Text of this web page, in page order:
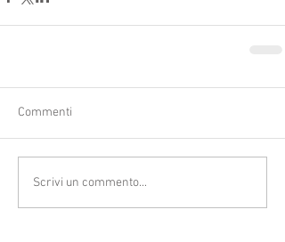
Commenti
Scrivi un commento...